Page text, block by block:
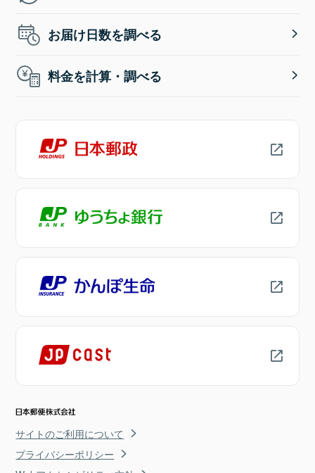
お届け日数を調べる
料金を計算・調べる
サイトのご利用について
プライバシーポリシー